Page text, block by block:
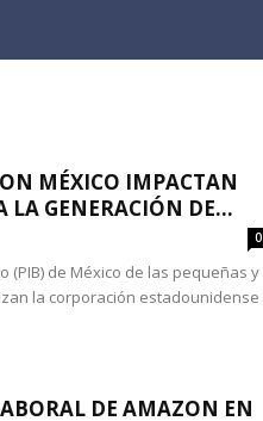
MÉXICO IMPACTAN
LA GENERACIÓN DE...
0
(PIB) de México de las pequeñas y
la corporación estadounidense
DE AMAZON EN